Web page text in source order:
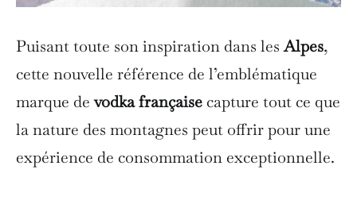
Puisant toute son inspiration dans lesAlpes,
cette nouvelle référence de l’emblématique
marque devodka française capture tout ce que
la nature des montagnes peut offrir pour une
expérience de consommation exceptionnelle.